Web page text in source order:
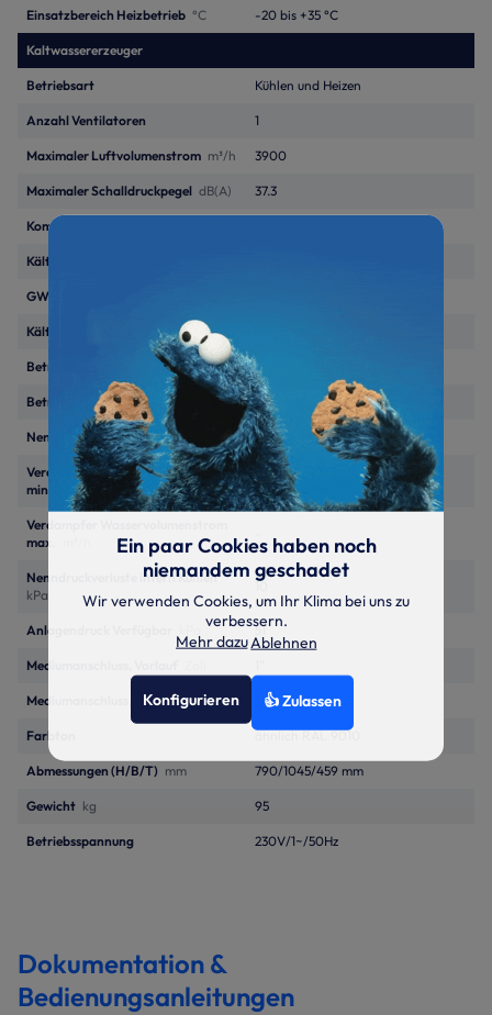
Einsatzbereich Heizbetrieb °C -20 bis +35 °C
Kaltwassererzeuger
Betriebsart Kühlen und Heizen
Anzahl Ventilatoren 1
Maximaler Luftvolumenstrom m³/h 3900
Maximaler Schalldruckpegel dB(A) 37.3
Kompressoranzahl und Typ
Kältemittel
GWP
Kältemittel, Grundmenge kg
Betriebsmedium Wasser/Glykol
Betriebsdruck max kPa 600
Nennvolumenstrom Medium m³/h 1
Verdampfer Wasservolumenstrom
min.
m³/h
–
Verdampfer Wasservolumenstrom
max.
Nenndruckverluste intern Kühlen
kPa
10
Anlagendruck Verfügbar 51
Mediumanschluss, Vorlauf
Mediumanschluss, Rücklauf Zoll
Farbton ähnlich RAL 9010
Abmessungen (H/B/T) mm 790/1045/459 mm
Gewicht kg 95
Betriebsspannung 230V/1~/50Hz
Dokumentation &
Bedienungsanleitungen
Ein paar Cookies haben noch
niemandem geschadet
Wir verwenden Cookies, um Ihr Klima bei uns zu
verbessern.
Mehr dazuAblehnen
Konfigurieren 👍 Zulassen